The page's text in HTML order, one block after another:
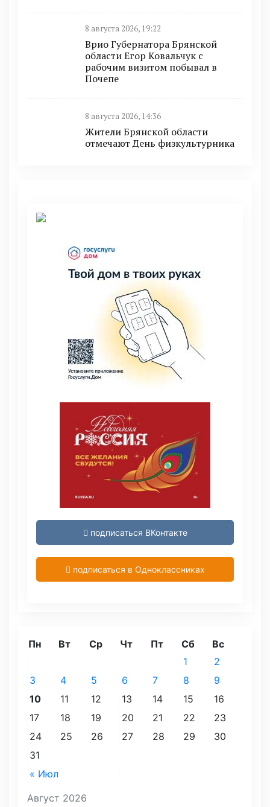
8 августа 2026, 19:22
Врио Губернатора Брянской
области Егор Ковальчук с
рабочим визитом побывал в
Почепе
8 августа 2026, 14:36
Жители Брянской области
отмечают День физкультурника
подписаться ВКонтакте
подписаться в Одноклассниках
Август 2026
Пн Вт Ср Чт Пт Сб Вс
« Июл
1
2
3
4 5 6 7 8
9
10
11 12 13 14 15
16
17
18 19 20 21 22
23
24
25 26 27 28 29
30
31